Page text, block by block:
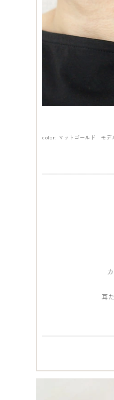
color: マットゴールド モデ
耳